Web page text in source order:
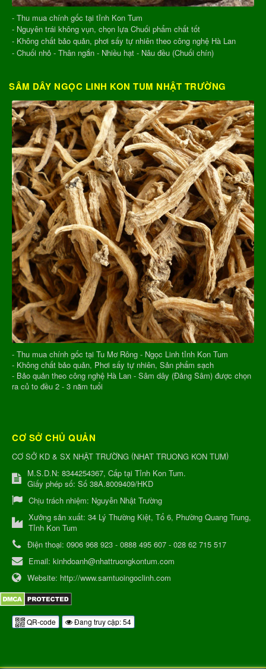
- Thu mua chính gốc tại tỉnh Kon Tum
- Nguyên trái không vụn, chọn lựa Chuối phẩm chất tốt
- Không chất bảo quản, phơi sấy tự nhiên theo công nghệ Hà Lan
- Chuối nhỏ - Thân ngắn - Nhiều hạt - Nâu đều (Chuối chín)
SÂM DÂY NGỌC LINH KON TUM NHẬT TRƯỜNG
- Thu mua chính gốc tại Tu Mơ Rông - Ngọc Linh tỉnh Kon Tum
- Không chất bảo quản, Phơi sấy tự nhiên, Sản phẩm sạch
- Bảo quản theo công nghệ Hà Lan - Sâm dây (Đảng Sâm) được chọn
ra củ to đều 2 - 3 năm tuổi
CƠ SỞ CHỦ QUẢN
CƠ SỞ KD & SX NHẬT TRƯỜNG (NHAT TRUONG KON TUM)
M.S.D.N: 8344254367, Cấp tại Tỉnh Kon Tum.
Giấy phép số: Số 38A.8009409/HKD
Chịu trách nhiệm: Nguyễn Nhật Trường
Xưởng sản xuất: 34 Lý Thường Kiệt, Tổ 6, Phường Quang Trung,
Tỉnh Kon Tum
Điện thoại: 0906 968 923 - 0888 495 607 - 028 62 715 517
Email: kinhdoanh@nhattruongkontum.com
Website: http://www.samtuoingoclinh.com
QR-code Đang truy cập: 54